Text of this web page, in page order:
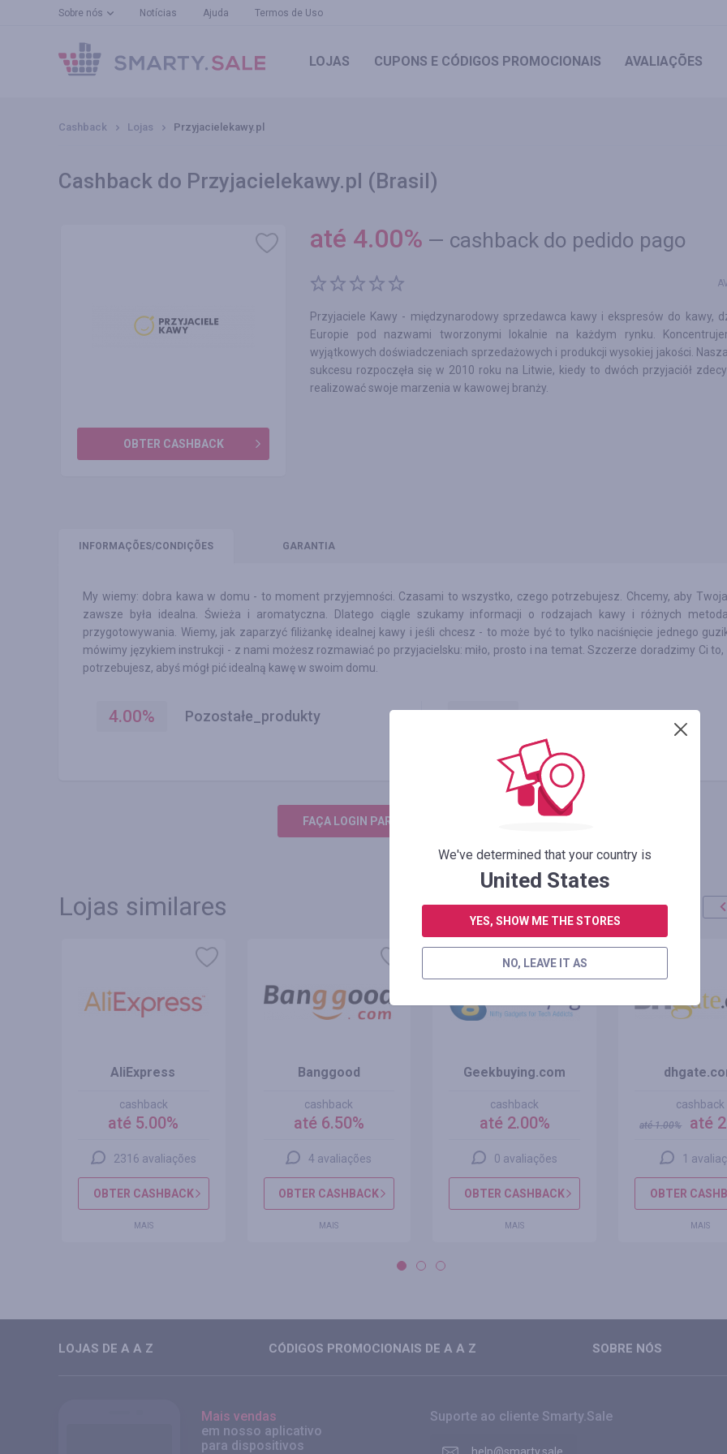
Sobre nós Notícias Ajuda Termos de Uso
LOJAS CUPONS E CÓDIGOS PROMOCIONAIS AVALIAÇÕES
Cashback Lojas Przyjacielekawy.pl
Cashback do Przyjacielekawy.pl (Brasil)
OBTER CASHBACK
até 4.00% — cashback do pedido pago
Przyjaciele Kawy - międzynarodowy sprzedawca kawy i ekspresów do kawy,
Europie pod nazwami tworzonymi lokalnie na każdym rynku.
wyjątkowych doświadczeniach sprzedażowych i produkcji wysokiej jakości.
sukcesu rozpoczęła się w 2010 roku na Litwie, kiedy to dwóch przyjaciół
realizować swoje marzenia w kawowej branży.
INFORMAÇÕES/CONDIÇÕES GARANTIA
My wiemy: dobra kawa w domu - to moment przyjemności. Czasami to wszystko, czego potrzebujesz. Chcemy, aby
zawsze była idealna. Świeża i aromatyczna. Dlatego ciągle szukamy informacji o rodzajach kawy i różnych
przygotowywania. Wiemy, jak zaparzyć filiżankę idealnej kawy i jeśli chcesz - to może być to tylko naciśnięcie jednego
mówimy językiem instrukcji - z nami możesz rozmawiać po przyjacielsku: miło, prosto i na temat. Szczerze doradzimy Ci to,
potrzebujesz, abyś mógł pić idealną kawę w swoim domu.
4.00% Pozostałe_produkty 2.00%
FAÇA LOGIN PARA DEIXAR UM COMENTÁRIO
Lojas similares
AliExpress
cashback
até 5.00%
2316 avaliações
OBTER CASHBACK
MAIS
Banggood
cashback
até 6.50%
4 avaliações
OBTER CASHBACK
MAIS
Geekbuying.com
cashback
até 2.00%
0 avaliações
OBTER CASHBACK
MAIS
oferta
+100%
cashback
até1.00% até
1
OBTER
MAIS
LOJAS DE A A Z CÓDIGOS PROMOCIONAIS DE A A Z SOBRE NÓS
Mais vendas
em nosso aplicativo
para dispositivos
Suporte ao cliente Smarty.Sale
We've determined that your country is
United States
YES, SHOW ME THE STORES
NO, LEAVE IT AS